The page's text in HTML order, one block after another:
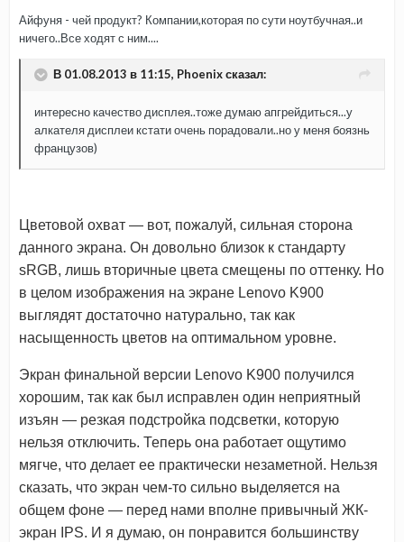
Айфуня - чей продукт? Компании,которая по сути ноутбучная..и
ничего..Все ходят с ним....
В 01.08.2013 в 11:15, Phoenix сказал:
интересно качество дисплея..тоже думаю апгрейдиться...у
алкателя дисплеи кстати очень порадовали..но у меня боязнь
французов)
Цветовой охват — вот, пожалуй, сильная сторона
данного экрана. Он довольно близок к стандарту
sRGB, лишь вторичные цвета смещены по оттенку. Но
в целом изображения на экране Lenovo K900
выглядят достаточно натурально, так как
насыщенность цветов на оптимальном уровне.
Экран финальной версии Lenovo K900 получился
хорошим, так как был исправлен один неприятный
изъян — резкая подстройка подсветки, которую
нельзя отключить. Теперь она работает ощутимо
мягче, что делает ее практически незаметной. Нельзя
сказать, что экран чем-то сильно выделяется на
общем фоне — перед нами вполне привычный ЖК-
экран IPS. И я думаю, он понравится большинству